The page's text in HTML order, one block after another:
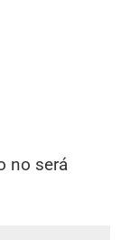
no será